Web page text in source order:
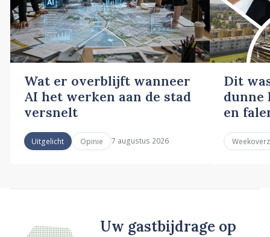
Wat er overblijft wanneer
AI het werken aan de stad
versnelt
Uitgelicht Opinie 7 augustus 2026
Dit
dunne
en
Uw gastbijdrage op